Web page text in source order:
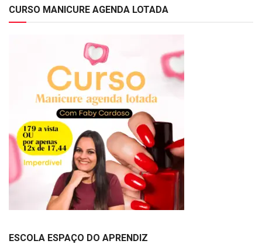
CURSO MANICURE AGENDA LOTADA
ESCOLA ESPAÇO DO APRENDIZ